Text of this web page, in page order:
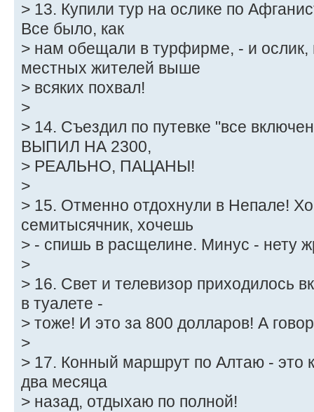
> 13. Купили тур на ослике по
Все было, как
> нам обещали в турфирме, - и
местных жителей выше
> всяких похвал!
>
> 14. Съездил по путевке "все
ВЫПИЛ НА 2300,
> РЕАЛЬНО, ПАЦАНЫ!
>
> 15. Отменно отдохнули в Непале!
семитысячник, хочешь
> - спишь в расщелине. Минус - нету
>
> 16. Свет и телевизор приходилось
в туалете -
> тоже! И это за 800 долларов! А
>
> 17. Конный маршрут по Алтаю - это
два месяца
> назад, отдыхаю по полной!